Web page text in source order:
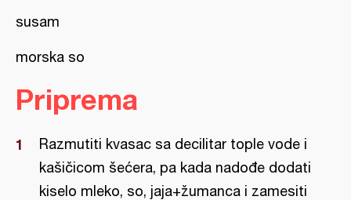
susam
morska so
Priprema
Razmutiti kvasac sa decilitar tople vode i
kašičicom šećera, pa kada nadođe dodati
kiselo mleko, so, jaja+žumanca i zamesiti